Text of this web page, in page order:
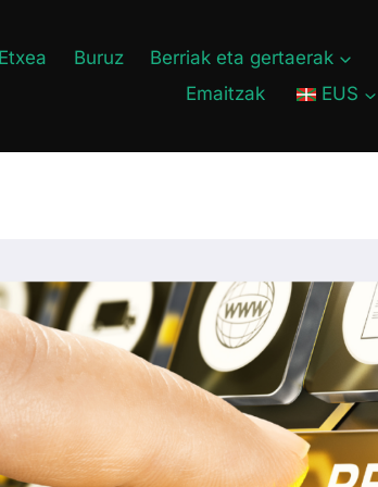
Etxea Buruz Berriak eta gertaerak
Emaitzak
EUS